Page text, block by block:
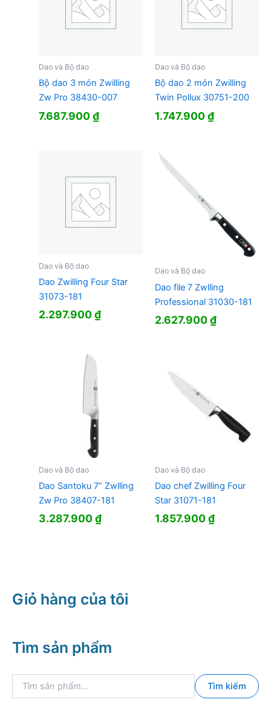
Dao và Bộ dao
Bộ dao 3 món Zwilling
Zw Pro 38430-007
7.687.900₫
Dao và Bộ dao
Bộ dao 2 món Zwilling
Twin Pollux 30751-200
1.747.900₫
Dao và Bộ dao
Dao Zwilling Four Star
31073-181
2.297.900₫
Dao và Bộ dao
Dao file 7 Zwlling
Professional 31030-181
2.627.900₫
Dao và Bộ dao
Dao Santoku 7” Zwlling
Zw Pro 38407-181
3.287.900₫
Dao và Bộ dao
Dao chef Zwilling Four
Star 31071-181
1.857.900₫
Giỏ hàng của tôi
Tìm sản phẩm
Tìm kiếm